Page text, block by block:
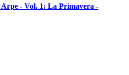
- Vol. 1: La Primavera -